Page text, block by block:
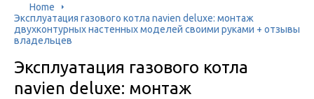
Home
Эксплуатация газового котла navien deluxe: монтаж
двухконтурных настенных моделей своими руками + отзывы
владельцев
Эксплуатация газового котла
navien deluxe: монтаж